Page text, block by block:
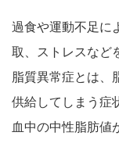
過食や運動不足に
取、ストレスなど
脂質異常症とは、
供給してしまう症
血中の中性脂肪値